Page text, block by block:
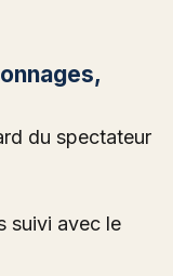
du spectateur
suivi avec le